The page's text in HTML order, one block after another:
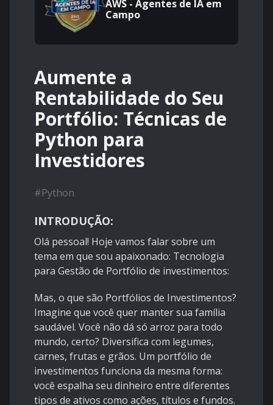
AWS - Agentes de IA em
Campo
Aumente a
Rentabilidade do Seu
Portfólio: Técnicas de
Python para
Investidores
#Python
INTRODUÇÃO:
Olá pessoal! Hoje vamos falar sobre um
tema em que sou apaixonado: Tecnologia
para Gestão de Portfólio de investimentos:
Mas, o que são Portfólios de Investimentos?
Imagine que você quer manter sua família
saudável. Você não dá só arroz para todo
mundo, certo? Diversifica com legumes,
carnes, frutas e grãos. Um portfólio de
investimentos funciona da mesma forma:
você espalha seu dinheiro entre diferentes
tipos de ativos como ações, títulos e fundos.